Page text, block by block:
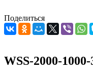
Поделиться
WSS-2000-